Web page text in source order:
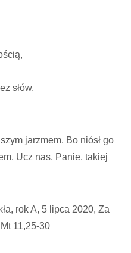
słów,
jarzmem. Bo niósł go
Ucz nas, Panie, takiej
rok A, 5 lipca 2020, Za
11,25-30